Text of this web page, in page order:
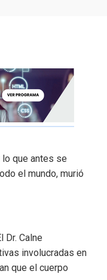
lo que antes se
el mundo, murió
Dr. Calne
involucradas en
que el cuerpo